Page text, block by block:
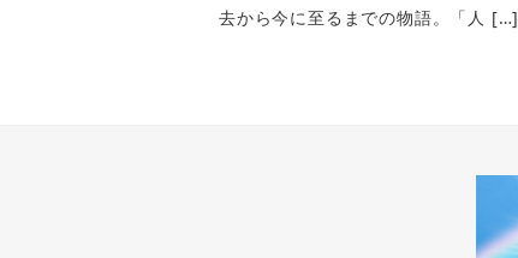
去から今に至るまでの物語。「人 […]